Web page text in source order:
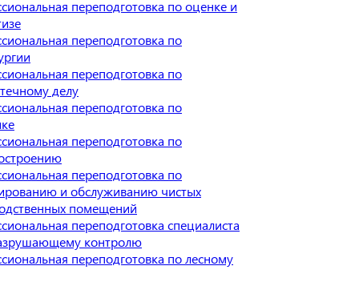
переподготовка по оценке и
переподготовка по
переподготовка по
делу
переподготовка по
переподготовка по
переподготовка по
и обслуживанию чистых
помещений
переподготовка специалиста
контролю
переподготовка по лесному